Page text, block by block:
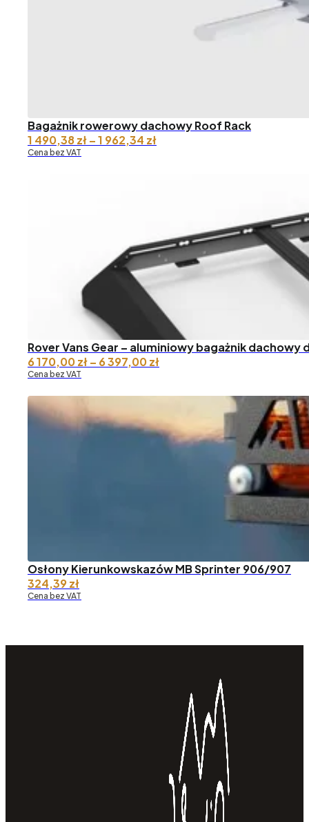
Bagażnik rowerowy dachowy Roof Rack
1 490,38zł–1 962,34 złZakres
Cena bez VAT
Rover Vans Gear – aluminiowy bagażnik dachowy
6 170,00zł– 6 397,00złZakres
397,00 zł
Cena bez VAT
Osłony Kierunkowskazów MB Sprinter 906/907
324,39zł
Cena bez VAT